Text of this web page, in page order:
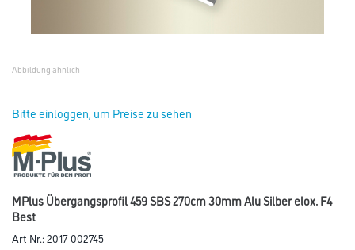
Abbildung ähnlich
Bitte einloggen, um Preise zu sehen
MPlus Übergangsprofil 459 SBS 270cm 30mm Alu Silber elox. F4
Best
Art-Nr.:2017-002745